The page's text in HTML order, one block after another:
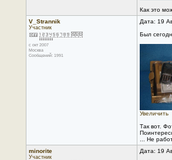
Как это
V_Strannik
Участник
с окт 2007
Москва
Сообщений: 1991
Дата: 19
Был
Увеличить
Так вот.
... Не
minorite
Участник
Дата: 19